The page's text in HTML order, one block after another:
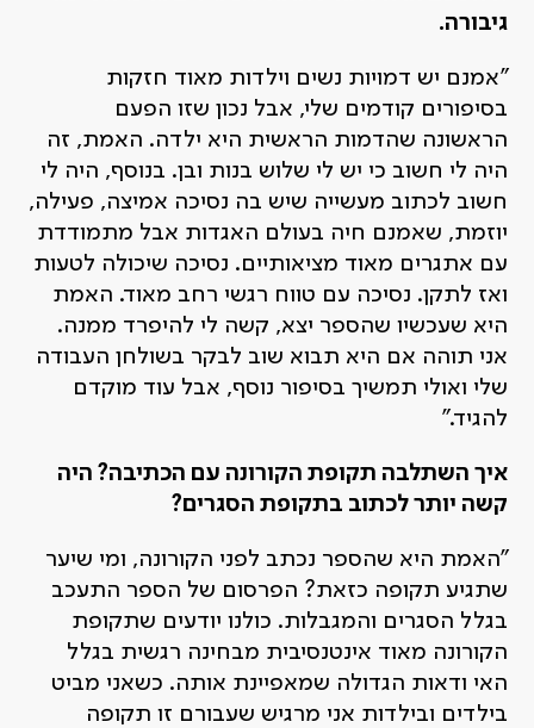
גיבורה.
"אמנם יש דמויות נשים וילדות מאוד חזקות
בסיפורים קודמים שלי, אבל נכון שזו הפעם
הראשונה שהדמות הראשית היא ילדה. האמת, זה
היה לי חשוב כי יש לי שלוש בנות ובן. בנוסף, היה לי
חשוב לכתוב מעשייה שיש בה נסיכה אמיצה, פעילה,
יוזמת, שאמנם חיה בעולם האגדות אבל מתמודדת
עם אתגרים מאוד מציאותיים. נסיכה שיכולה לטעות
ואז לתקן. נסיכה עם טווח רגשי רחב מאוד. האמת
היא שעכשיו שהספר יצא, קשה לי להיפרד ממנה.
אני תוהה אם היא תבוא שוב לבקר בשולחן העבודה
שלי ואולי תמשיך בסיפור נוסף, אבל עוד מוקדם
להגיד."
איך השתלבה תקופת הקורונה עם הכתיבה? היה
קשה יותר לכתוב בתקופת הסגרים?
"האמת היא שהספר נכתב לפני הקורונה, ומי שיער
שתגיע תקופה כזאת? הפרסום של הספר התעכב
בגלל הסגרים והמגבלות. כולנו יודעים שתקופת
הקורונה מאוד אינטנסיבית מבחינה רגשית בגלל
האי ודאות הגדולה שמאפיינת אותה. כשאני מביט
בילדים ובילדות אני מרגיש שעבורם זו תקופה